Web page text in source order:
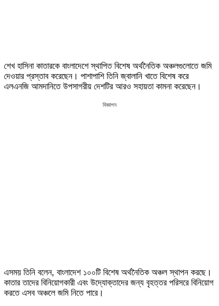
শেখ হাসিনা কাতারকে বাংলাদেশে স্থাপিত বিশেষ অর্থনৈতিক অঞ্চলগুলোতে জমি
দেওয়ার প্রস্তাব করেছেন। পাশাপাশি তিনি জ্বালানি খাতে বিশেষ করে
এলএনজি আমদানিতে উপসাগরীয় দেশটির আরও সহায়তা কামনা করেছেন।
বিজ্ঞাপন
এসময় তিনি বলেন, বাংলাদেশ ১০০টি বিশেষ অর্থনৈতিক অঞ্চল স্থাপন করছে।
কাতার তাদের বিনিয়োগকারী এবং উদ্যোক্তাদের জন্য বৃহত্তর পরিসরে বিনিয়োগ
করতে এসব অঞ্চলে জমি নিতে পারে।